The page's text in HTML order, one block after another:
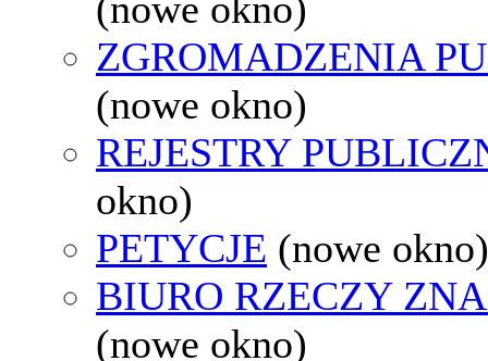
ZGROMADZENIA
(nowe okno)
REJESTRY
okno)
PETYCJE (nowe okno)
BIURO RZECZY
(nowe okno)